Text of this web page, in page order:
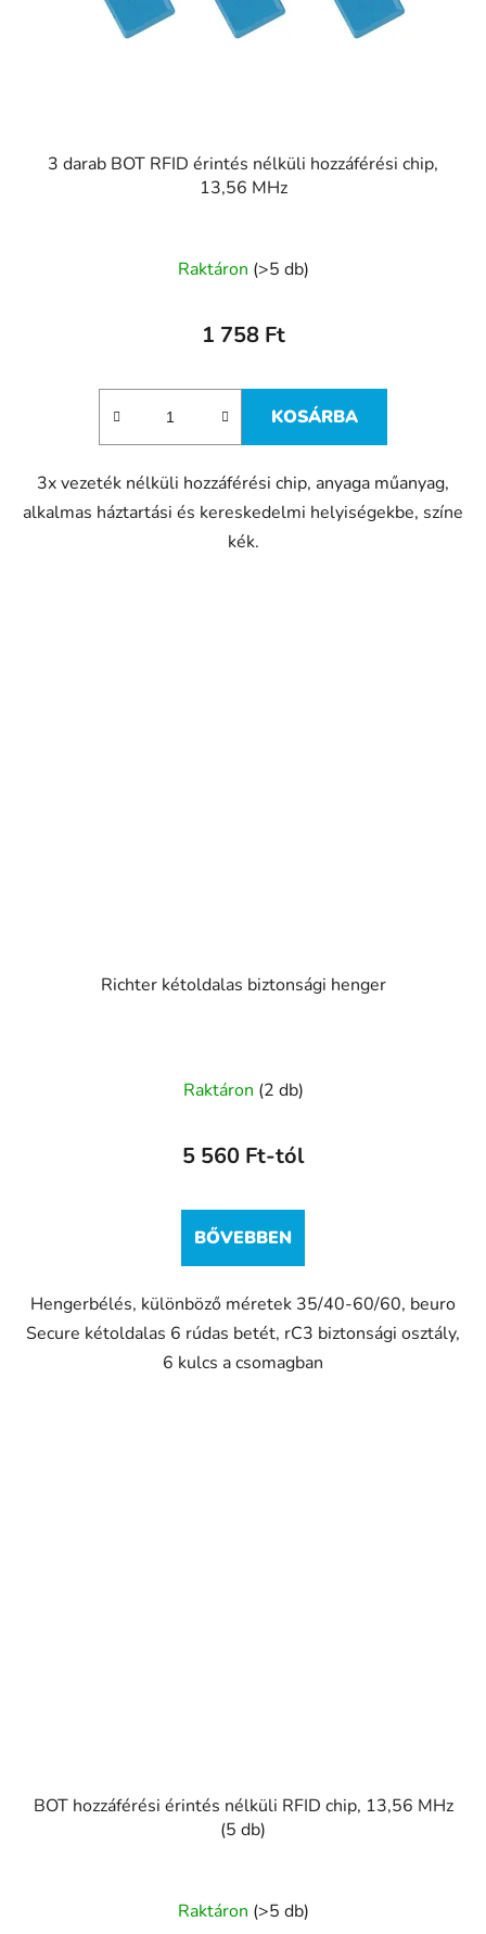
3 darab BOT RFID érintés nélküli hozzáférési chip,
13,56 MHz
Raktáron (>5 db)
1 758 Ft
KOSÁRBA
3x vezeték nélküli hozzáférési chip, anyaga műanyag,
alkalmas háztartási és kereskedelmi helyiségekbe, színe
kék.
Richter kétoldalas biztonsági henger
Raktáron (2 db)
5 560 Ft-tól
BŐVEBBEN
Hengerbélés, különböző méretek 35/40-60/60, beuro
Secure kétoldalas 6 rúdas betét, rC3 biztonsági osztály,
6 kulcs a csomagban
BOT hozzáférési érintés nélküli RFID chip, 13,56 MHz
(5 db)
Raktáron (>5 db)